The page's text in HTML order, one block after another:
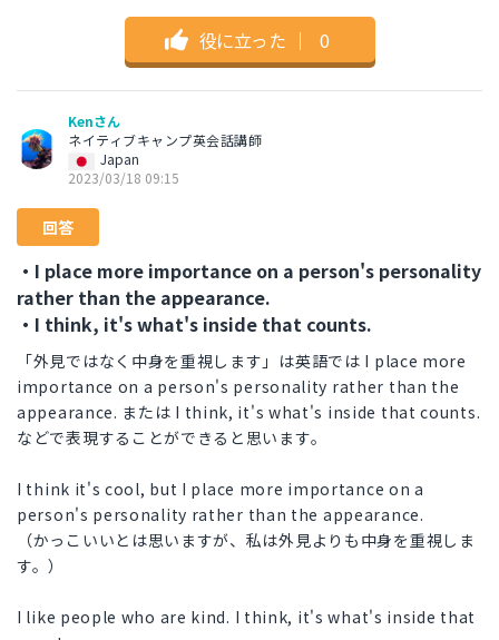
役に立った ｜ 0
Kenさん
ネイティブキャンプ英会話講師
Japan
2023/03/18 09:15
回答
・I place more importance on a person's personality
rather than the appearance.
・I think, it's what's inside that counts.
「外見ではなく中身を重視します」は英語では I place more
importance on a person's personality rather than the
appearance. または I think, it's what's inside that counts.
などで表現することができると思います。
I think it's cool, but I place more importance on a
person's personality rather than the appearance.
（かっこいいとは思いますが、私は外見よりも中身を重視しま
す。）
I like people who are kind. I think, it's what's inside that